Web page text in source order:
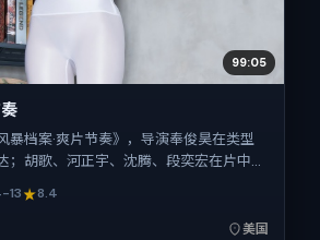
99:05
暴档案·爽片节奏》，导演奉俊昊在类型
；胡歌、河正宇、沈腾、段奕宏在片中承
4月13日（公映登记日 2017-04-13），
弛有度。
13 8.4
美国